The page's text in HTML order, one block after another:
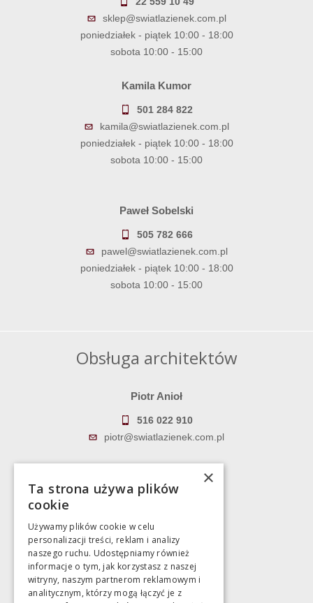
sklep@swiatlazienek.com.pl
poniedziałek - piątek 10:00 - 18:00
sobota 10:00 - 15:00
Kamila Kumor
501 284 822
kamila@swiatlazienek.com.pl
poniedziałek - piątek 10:00 - 18:00
sobota 10:00 - 15:00
Paweł Sobelski
505 782 666
pawel@swiatlazienek.com.pl
poniedziałek - piątek 10:00 - 18:00
sobota 10:00 - 15:00
Obsługa architektów
Piotr Anioł
516 022 910
piotr@swiatlazienek.com.pl
783 043 083
Magazyn
Bartycka 24/26 Hala 100
00-716 Warszawa
×
Ta strona używa plików
cookie
Używamy plików cookie w celu
personalizacji treści, reklam i analizy
naszego ruchu. Udostępniamy również
informacje o tym, jak korzystasz z naszej
witryny, naszym partnerom reklamowym i
analitycznym, którzy mogą łączyć je z